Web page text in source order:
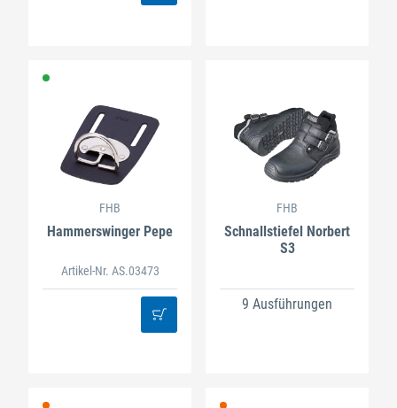
FHB
Hammerswinger Pepe
Artikel-Nr. AS.03473
FHB
Schnallstiefel Norbert
S3
9 Ausführungen